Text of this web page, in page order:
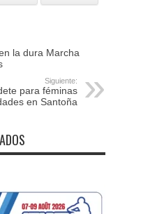
la dura Marcha
Siguiente:
para féminas
en Santoña